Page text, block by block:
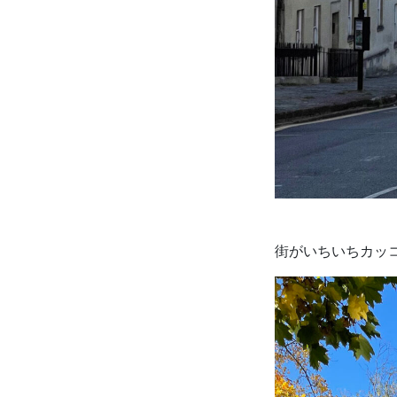
街がいちいちカッ